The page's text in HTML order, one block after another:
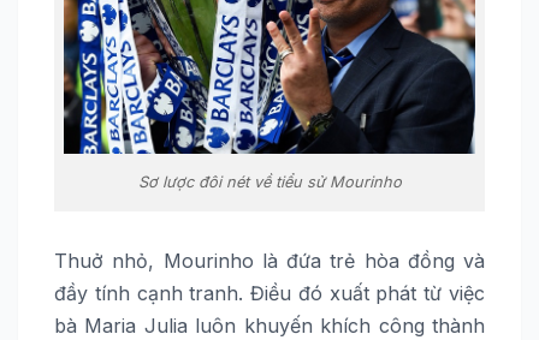
Sơ lược đôi nét về tiểu sử Mourinho
Thuở nhỏ, Mourinho là đứa trẻ hòa đồng và
đầy tính cạnh tranh. Điều đó xuất phát từ việc
bà Maria Julia luôn khuyến khích công thành